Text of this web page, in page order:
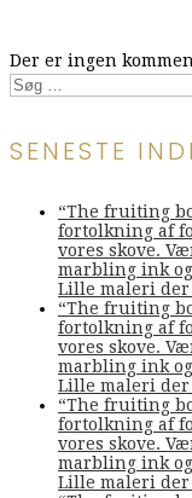
Der er ingen
Søg
efter:
SENESTE
“The fruiting
fortolkning af
vores skove.
marbling ink
Lille maleri
“The fruiting
fortolkning af
vores skove.
marbling ink
Lille maleri
“The fruiting
fortolkning af
vores skove.
marbling ink
Lille maleri